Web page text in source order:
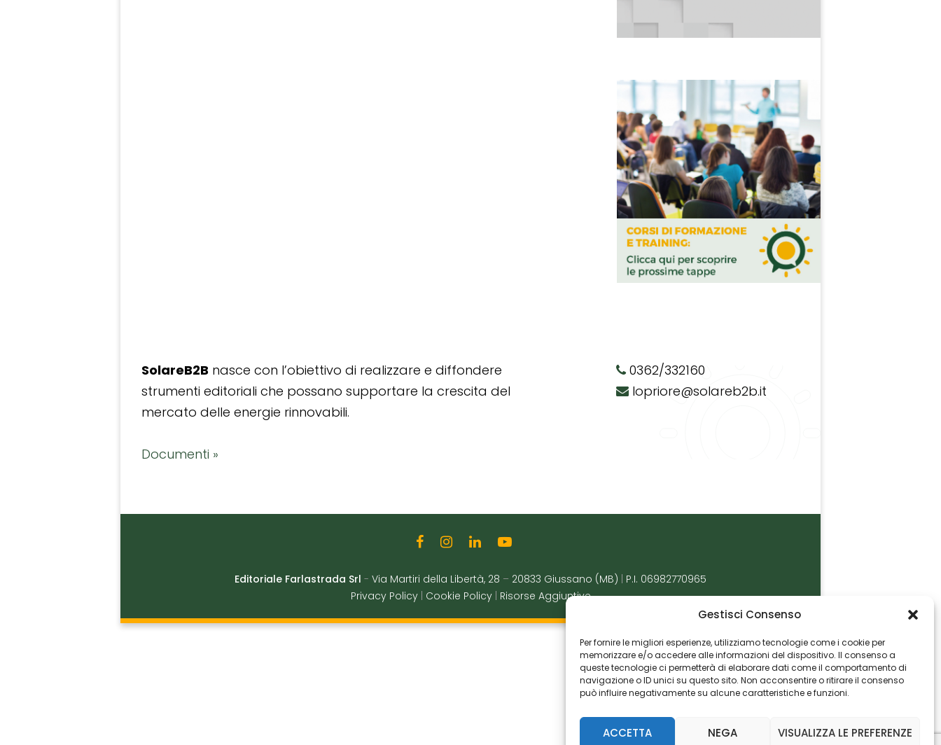
Gestisci Consenso
Per fornire le migliori esperienze, utilizziamo tecnologie come i cookie per
memorizzare e/o accedere alle informazioni del dispositivo. Il consenso a
queste tecnologie ci permetterà di elaborare dati come il comportamento di
navigazione o ID unici su questo sito. Non acconsentire o ritirare il consenso
può influire negativamente su alcune caratteristiche e funzioni.
ACCETTA NEGA VISUALIZZA LE PREFERENZE
SolareB2B nasce con l’obiettivo di realizzare e diffondere
strumenti editoriali che possano supportare la crescita del
mercato delle energie rinnovabili.
Documenti »
0362/332160
lopriore@solareb2b.it
Editoriale Farlastrada Srl - Via Martiri della Libertà, 28 – 20833 Giussano (MB)
P.I. 06982770965
Privacy Policy
Cookie Policy Risorse Aggiuntive